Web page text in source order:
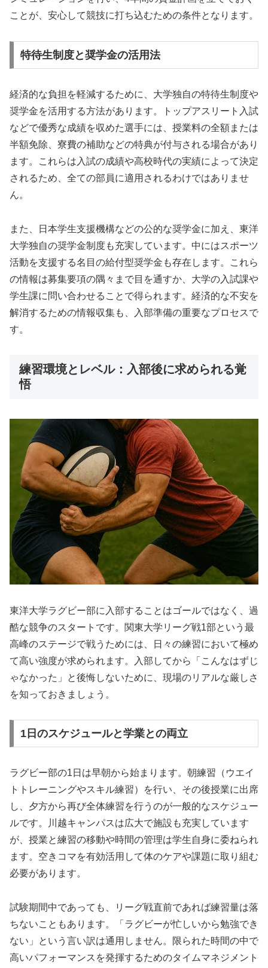
ことが、安心して競技に打ち込むための条件となります。
特待生制度と奨学金の活用法
経済的な負担を軽減するために、大学独自の特待生制度や
奨学金を活用する方法があります。トップアスリート入試
などで優秀な成績を収めた選手には、授業料の全額または
半額免除、寮費の補助などの特典が付与される場合があり
ます。これらは入試の成績や高校時代の実績によって決定
されるため、全ての部員に適用されるわけではありませ
ん。
また、日本学生支援機構などの公的な奨学金に加え、東洋
大学独自の奨学金制度も充実しています。中にはスポーツ
活動を支援する名目の給付型奨学金も存在します。これら
の情報は募集要項の隅々まで目を通すか、大学の入試課や
学生課に問い合わせることで得られます。経済的な不安を
解消するための情報収集も、入部準備の重要なプロセスで
す。
練習環境とレベル：入部後に求められる覚
悟
東洋大学ラグビー部に入部することはゴールではなく、過
酷な競争のスタートです。関東大学リーグ戦1部という最
高峰のステージで戦うためには、日々の練習において極め
て高い強度が求められます。入部してから「こんなはずじ
ゃなかった」と後悔しないために、現場のリアルな厳しさ
を知っておきましょう。
1日のスケジュールと学業との両立
ラグビー部の1日は早朝から始まります。朝練習（ウエイ
トトレーニングやスキル練習）を行い、その後授業に出席
し、夕方から再び全体練習を行うのが一般的なスケジュー
ルです。川越キャンパスは広大で施設も充実しています
が、授業と練習の移動や時間の管理は学生自身に委ねられ
ます。空きコマを有効活用して体のケアや課題に取り組む
必要があります。
試験期間中であっても、リーグ戦直前であれば練習量は落
ちないこともあります。「ラグビーが忙しいから勉強でき
ない」という言い訳は通用しません。限られた時間の中で
高いパフォーマンスを発揮するためのタイムマネジメント